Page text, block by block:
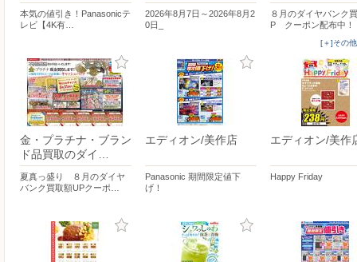
本気の値引き！Panasonicテ
レビ【4K有…
2026年8月7日～2026年8月2
0日_
８月のダイヤバンク
P クーポン配布中！
[＋]その
金・プラチナ・ブラン
ド品買取のダイ…
夏真っ盛り ８月のダイヤ
バンク買取額UPクーポ…
エディオン/美作店
Panasonic 期間限定値下
げ！
エディオン/美作
Happy Friday